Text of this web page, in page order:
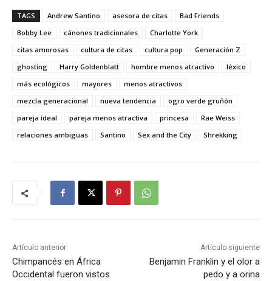
TAGS Andrew Santino asesora de citas
Bad Friends
Bobby Lee
cánones tradicionales
Charlotte York
citas amorosas
cultura de citas cultura pop
Generación Z
ghosting
Harry Goldenblatt hombre menos atractivo
léxico
más ecológicos
mayores
menos atractivos
mezcla generacional
nueva tendencia
ogro verde gruñón
pareja ideal
pareja menos atractiva princesa
Rae Weiss
relaciones ambiguas
Santino Sex and the City Shrekking
Artículo anterior
Chimpancés en África
Occidental fueron vistos
Artículo siguiente
Benjamin Franklin y el olor a
pedo y a orina